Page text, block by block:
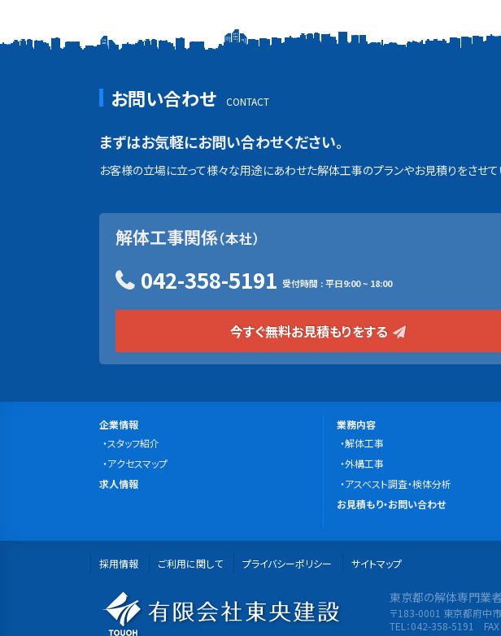
お問い合わせ
まずはお気軽にお問い合わせください。
お客様の立場に立って様々な用途にあわせた解体工事のプランやお見積りをさせて
解体工事関係（本社）
042-358-5191 受付時間 : 平日9:00 ~ 18:00
今すぐ無料お見積もりをする
サ
イ
ト
会
社
案
内
企業情報
スタッフ紹介
アクセスマップ
求
報
求人情報
事
業
内
容
業務内容
解体工事
外構工事
アスベスト調査・検体分析
無
お
も
り・
お見積もり・お問い合わせ
採用情報 ご利用に関して プライバシーポリシー サイトマップ
有限会社 東央建設
東京都の解体専門業者
〒183-0001 東京都府中
TEL：042-358-5191